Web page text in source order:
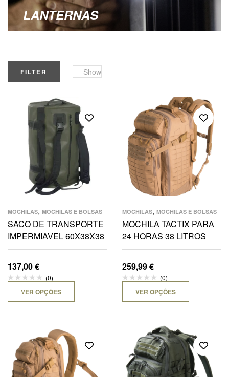
LANTERNAS
FILTER Show
MOCHILAS, MOCHILAS E BOLSAS
SACO DE TRANSPORTE
IMPERMIAVEL 60X38X38
137,00€
(0)
VER OPÇÕES
MOCHILAS, MOCHILAS E BOLSAS
MOCHILA TACTIX PARA
24 HORAS 38 LITROS
259,99€
(0)
VER OPÇÕES